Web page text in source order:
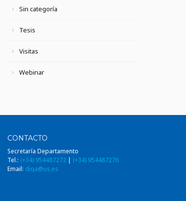
Sin categoría
Tesis
Visitas
Webinar
CONTACTO
Secretaría Departamento
Tel.: (+34) 954487272| (+34) 954487276
Email: diqa@us.es